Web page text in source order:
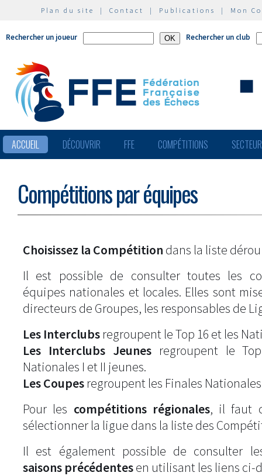
Plan du site | Contact | Publications | Mon
Rechercher un joueur Rechercher un club
ACCUEIL DÉCOUVRIR FFE COMPÉTITIONS
Compétitions par équipes
Choisissez la Compétition dans la liste
Il est possible de consulter toutes les
équipes nationales et locales. Elles sont
directeurs de Groupes, les responsables de
Les Interclubs regroupent le Top 16 et les
Les Interclubs Jeunesregroupent le
Nationales I et II jeunes.
Les Coupes regroupent les Finales
Pour les compétitions régionales, il faut
sélectionner la ligue dans la liste des
Il est également possible de consulter
saisons précédentesen utilisant les liens ci-